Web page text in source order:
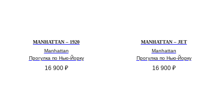
MANHATTAN – 1920
Manhattan
Прогулка по Нью-Йорку
16 900 ₽
MANHATTAN – JET
Manhattan
Прогулка по Нью-Йорку
16 900 ₽